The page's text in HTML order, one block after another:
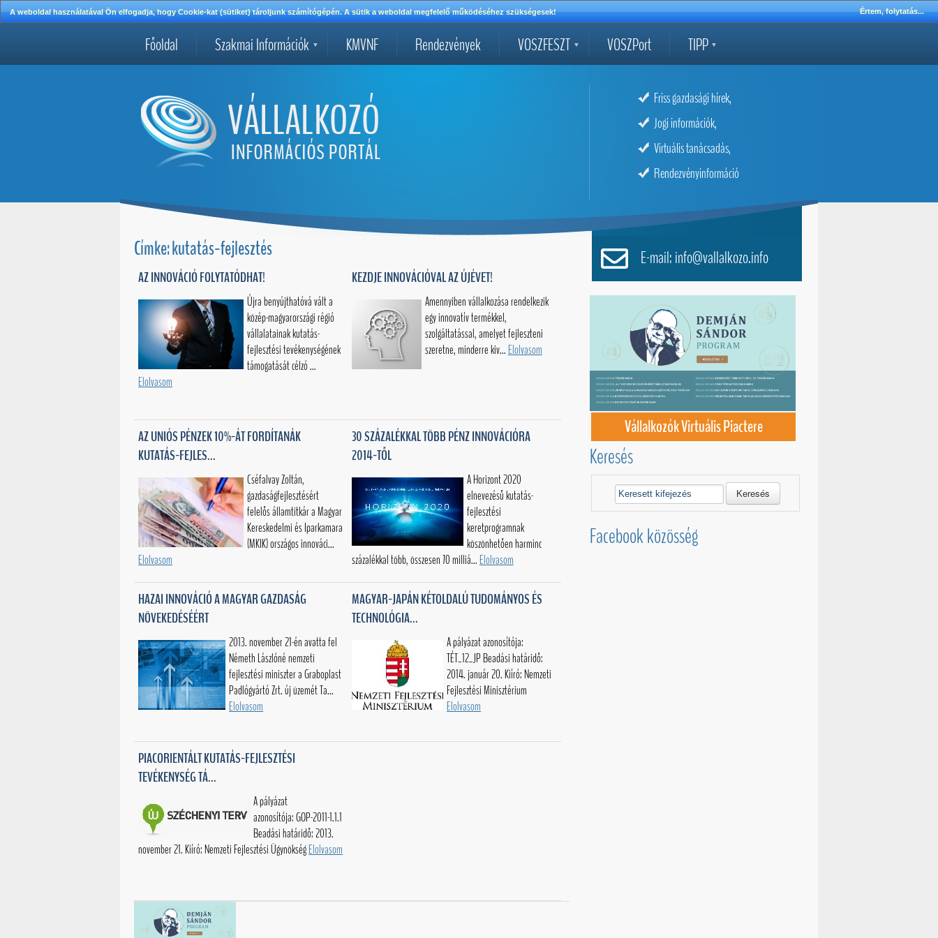
A weboldal használatával Ön elfogadja, hogy Cookie-kat (sütiket) tároljunk számítógépén. A sütik a weboldal megfelelő működéséhez szükségesek! Értem, folytatás...
Főoldal Szakmai Információk KMVNF Rendezvények VOSZFESZT VOSZPort TIPP
Friss gazdasági hírek,
Jogi információk,
Virtuális tanácsadás,
Rendezvényinformáció
Címke: kutatás-fejlesztés
AZ INNOVÁCIÓ FOLYTATÓDHAT!
Újra benyújthatóvá vált a
közép-magyarországi régió
vállalatainak kutatás-
fejlesztési tevékenységének
támogatását célzó ...
Elolvasom
KEZDJE INNOVÁCIÓVAL AZ ÚJÉVET!
Amennyiben vállalkozása rendelkezik
egy innovatív termékkel,
szolgáltatással, amelyet fejleszteni
szeretne, minderre kiv... Elolvasom
AZ UNIÓS PÉNZEK 10%-ÁT FORDÍTANÁK
KUTATÁS-FEJLES...
Cséfalvay Zoltán,
gazdaságfejlesztésért
felelős államtitkár a Magyar
Kereskedelmi és Iparkamara
(MKIK) országos innováci...
Elolvasom
30 SZÁZALÉKKAL TÖBB PÉNZ INNOVÁCIÓRA
2014-TŐL
A Horizont 2020
elnevezésű kutatás-
fejlesztési
keretprogramnak
köszönhetően harminc
százalékkal több, összesen 70 milliá... Elolvasom
HAZAI INNOVÁCIÓ A MAGYAR GAZDASÁG
NÖVEKEDÉSÉÉRT
2013. november 21-én avatta fel
Németh Lászlóné nemzeti
fejlesztési miniszter a Graboplast
Padlógyártó Zrt. új üzemét Ta...
Elolvasom
MAGYAR-JAPÁN KÉTOLDALÚ TUDOMÁNYOS ÉS
TECHNOLÓGIA...
A pályázat azonosítója:
TÉT_12_JP Beadási határidő:
2014. január 20. Kiíró: Nemzeti
Fejlesztési Minisztérium
Elolvasom
PIACORIENTÁLT KUTATÁS-FEJLESZTÉSI
TEVÉKENYSÉG TÁ...
A pályázat
azonosítója: GOP-2011-1.1.1
Beadási határidő: 2013.
november 21. Kiíró: Nemzeti Fejlesztési ÜgynökségElolvasom
E-mail: info@vallalkozo.info
Vállalkozók Virtuális Piactere
Keresés
Keresés
Facebook közösség